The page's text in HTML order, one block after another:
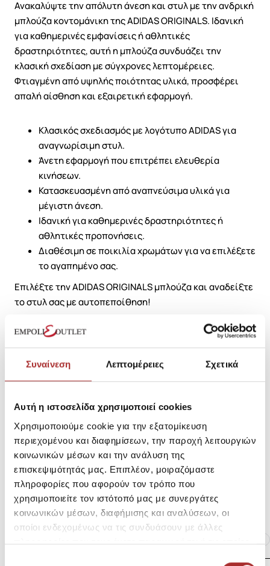
Συναίνεση Λεπτομέρειες Σχετικά
Αυτή η ιστοσελίδα χρησιμοποιεί cookies
Χρησιμοποιούμε cookie για την εξατομίκευση
περιεχομένου και διαφημίσεων, την παροχή λειτουργιών
κοινωνικών μέσων και την ανάλυση της
επισκεψιμότητάς μας. Επιπλέον, μοιραζόμαστε
πληροφορίες που αφορούν τον τρόπο που
χρησιμοποιείτε τον ιστότοπό μας με συνεργάτες
κοινωνικών μέσων, διαφήμισης και αναλύσεων, οι
οποίοι ενδεχομένως να τις συνδυάσουν με άλλες
πληροφορίες που τους έχετε παραχωρήσει ή τις οποίες
Ανακαλύψτε την απόλυτη άνεση και στυλ με την ανδρική
μπλούζα κοντομάνικη της ADIDAS ORIGINALS. Ιδανική
για καθημερινές εμφανίσεις ή αθλητικές
δραστηριότητες, αυτή η μπλούζα συνδυάζει την
κλασική σχεδίαση με σύγχρονες λεπτομέρειες.
Φτιαγμένη από υψηλής ποιότητας υλικά, προσφέρει
απαλή αίσθηση και εξαιρετική εφαρμογή.
Κλασικός σχεδιασμός με λογότυπο ADIDAS για
αναγνωρίσιμη στυλ.
Άνετη εφαρμογή που επιτρέπει ελευθερία
κινήσεων.
Κατασκευασμένη από αναπνεύσιμα υλικά για
μέγιστη άνεση.
Ιδανική για καθημερινές δραστηριότητες ή
αθλητικές προπονήσεις.
Διαθέσιμη σε ποικιλία χρωμάτων για να επιλέξετε
το αγαπημένο σας.
Επιλέξτε την ADIDAS ORIGINALS μπλούζα και αναδείξτε
το στυλ σας με αυτοπεποίθηση!
Μεγεθολόγιο
SKU: 25296926R1400
Κωδικός Κατασκευαστή: IZ4858
Σύνθεση
Αποστολές Προϊόντων
Επιστροφές Προϊόντων
Ίδια κατηγορία Ίδιο Brand